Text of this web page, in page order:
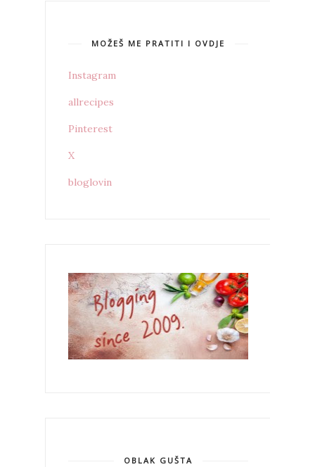
MOŽEŠ ME PRATITI I OVDJE
Instagram
allrecipes
Pinterest
X
bloglovin
OBLAK GUŠTA